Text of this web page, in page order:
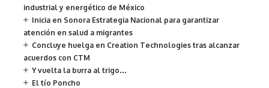
industrial y energético de México
Inicia en Sonora Estrategia Nacional para garantizar
atención en salud a migrantes
Concluye huelga en Creation Technologies tras alcanzar
acuerdos con CTM
Y vuelta la burra al trigo…
El tío Poncho